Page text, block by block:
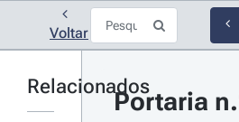
Voltar
Relacionados
Portaria